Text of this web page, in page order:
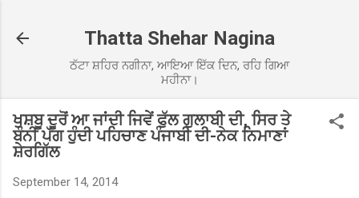
Thatta Shehar Nagina
ਠੱਟਾ ਸ਼ਹਿਰ ਨਗੀਨਾ, ਆਇਆ ਇੱਕ ਦਿਨ, ਰਹਿ ਗਿਆ
ਮਹੀਨਾ।
ਖੁਸ਼ਬੂ ਦੂਰੋਂ ਆ ਜਾਂਦੀ ਜਿਵੇਂ ਫੁੱਲ ਗੁਲਾਬੀ ਦੀ, ਸਿਰ ਤੇ
ਬੰਨੀ ਪੱਗ ਹੁੰਦੀ ਪਹਿਚਾਣ ਪੰਜਾਬੀ ਦੀ-ਨੇਕ ਨਿਮਾਣਾਂ
ਸ਼ੇਰਗਿੱਲ
September 14, 2014